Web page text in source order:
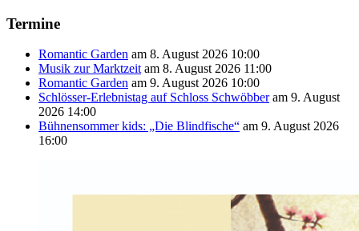
Termine
Romantic Garden am 8. August 2026 10:00
Musik zur Marktzeit am 8. August 2026 11:00
Romantic Garden am 9. August 2026 10:00
Schlösser-Erlebnistag auf Schloss Schwöbberam 9. August
2026 14:00
Bühnensommer kids: „Die Blindfische“ am 9. August 2026
16:00